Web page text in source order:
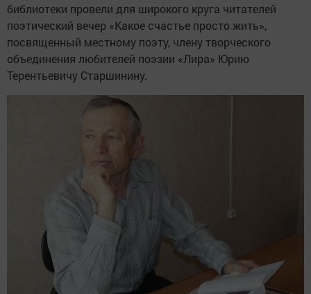
библиотеки провели для широкого круга читателей
поэтический вечер «Какое счастье просто жить»,
посвященный местному поэту, члену творческого
объединения любителей поэзии «Лира» Юрию
Терентьевичу Старшинину.